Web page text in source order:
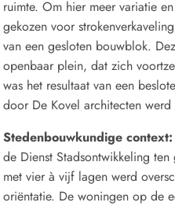
ruimte. Om hier meer variatie
gekozen voor
van een gesloten bouwblok.
openbaar plein, dat zich
was het resultaat van een
door De Kovel architecten werd
Stedenbouwkundige context:
de Dienst Stadsontwikkeling
met vier à vijf lagen werd
oriëntatie. De woningen op de